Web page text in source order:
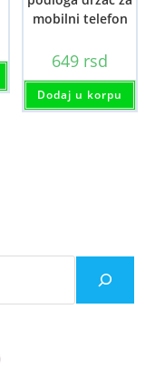
mobilni telefon
649 rsd
Dodaj u korpu